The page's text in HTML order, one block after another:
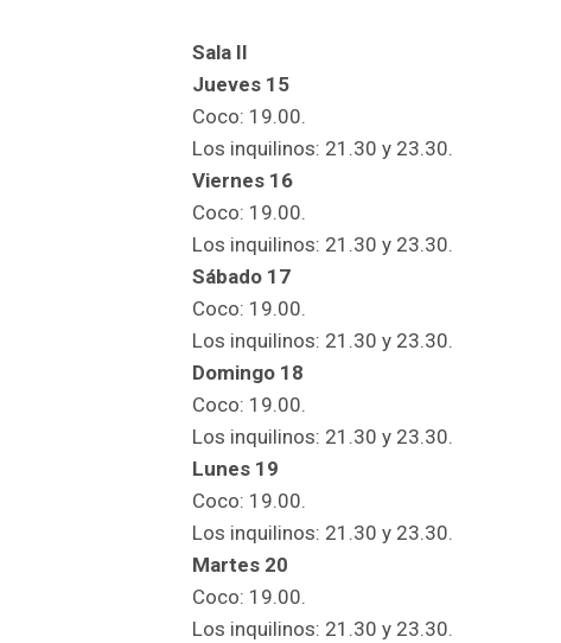
Sala II
Jueves 15
Coco: 19.00.
Los inquilinos: 21.30 y 23.30.
Viernes 16
Coco: 19.00.
Los inquilinos: 21.30 y 23.30.
Sábado 17
Coco: 19.00.
Los inquilinos: 21.30 y 23.30.
Domingo 18
Coco: 19.00.
Los inquilinos: 21.30 y 23.30.
Lunes 19
Coco: 19.00.
Los inquilinos: 21.30 y 23.30.
Martes 20
Coco: 19.00.
Los inquilinos: 21.30 y 23.30.